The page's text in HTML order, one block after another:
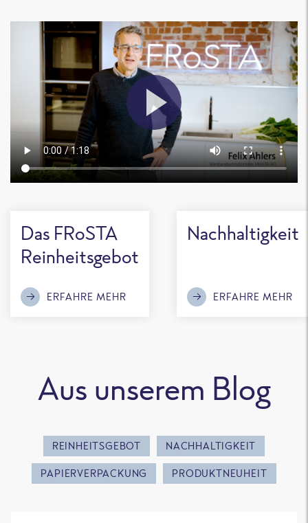
Das FRoSTA
Reinheitsgebot
ERFAHRE MEHR
Nachhaltigkeit
ERFAHRE MEHR
Aus unserem Blog
REINHEITSGEBOT NACHHALTIGKEIT
PAPIERVERPACKUNG PRODUKTNEUHEIT